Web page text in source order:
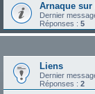
Arnaque
Dernier
Réponses : 5
Liens
Dernier
Réponses : 2